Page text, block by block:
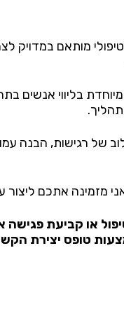
מותאם במדויק
בליווי אנשים
של רגישות, הבנה
מזמינה אתכם ליצור
או קביעת פגישה
טופס יצירת